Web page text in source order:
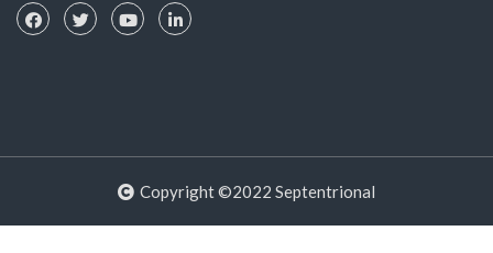
Copyright ©2022 Septentrional